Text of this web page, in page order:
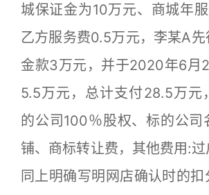
城保证金为10万元、商城年服
乙方服务费0.5万元，李某A
金款3万元，并于2020年6月
5.5万元，总计支付28.5万元
的公司100％股权、标的公司
铺、商标转让费，其他费用:
同上明确写明网店确认时的